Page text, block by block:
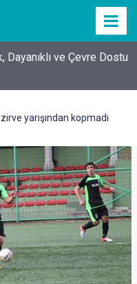
Dayanıklı ve Çevre Dostu
yarışından kopmadı